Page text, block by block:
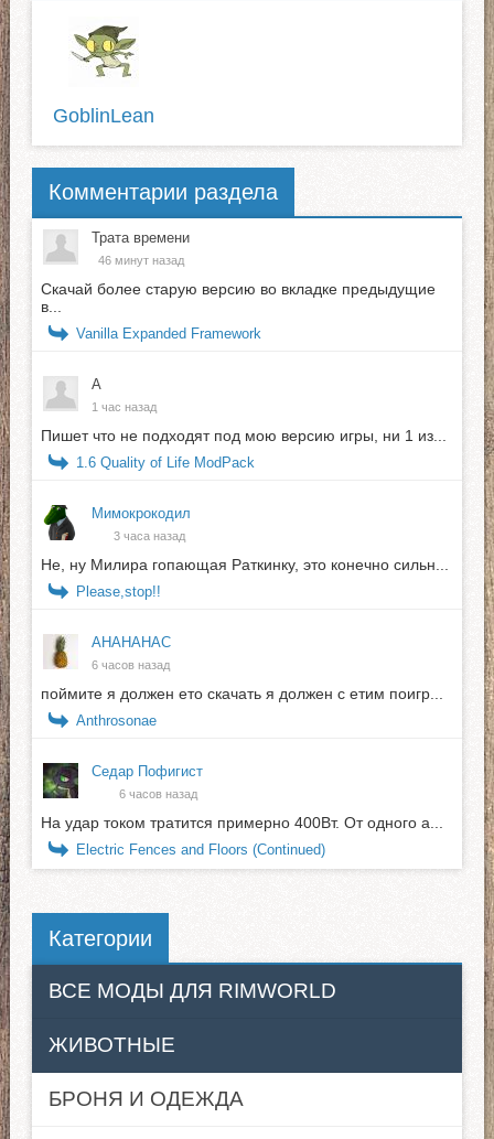
GoblinLean
Комментарии раздела
Трата времени
46 минут назад
Скачай более старую версию во вкладке предыдущие
в...
Vanilla Expanded Framework
А
1 час назад
Пишет что не подходят под мою версию игры, ни 1 из...
1.6 Quality of Life ModPack
Мимокрокодил
3 часа назад
Не, ну Милира гопающая Раткинку, это конечно сильн...
Please,stop!!
АНАНАНАС
6 часов назад
поймите я должен ето скачать я должен с етим поигр...
Anthrosonae
Седар Пофигист
6 часов назад
На удар током тратится примерно 400Вт. От одного а...
Electric Fences and Floors (Continued)
Категории
ВСЕ МОДЫ ДЛЯ RIMWORLD
ЖИВОТНЫЕ
БРОНЯ И ОДЕЖДА